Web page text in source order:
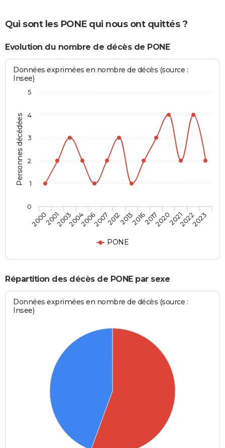
Qui sont les PONE qui nous ont quittés ?
Evolution du nombre de décès de PONE
Personnes décédées
Données exprimées en nombre de décès (source :
Insee)
PONE
20002001200320042006200720122013201620172020202120222023
0
1
2
3
4
5
Répartition des décès de PONE par sexe
Données exprimées en nombre de décès (source :
Insee)